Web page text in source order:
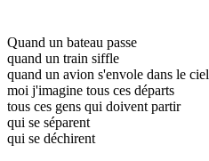
Quand un bateau passe
quand un train siffle
quand un avion s'envole dans le ciel
moi j'imagine tous ces départs
tous ces gens qui doivent partir
qui se séparent
qui se déchirent